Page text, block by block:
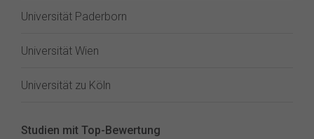
Universität Paderborn
Universität Wien
Universität zu Köln
Studien mit Top-Bewertung